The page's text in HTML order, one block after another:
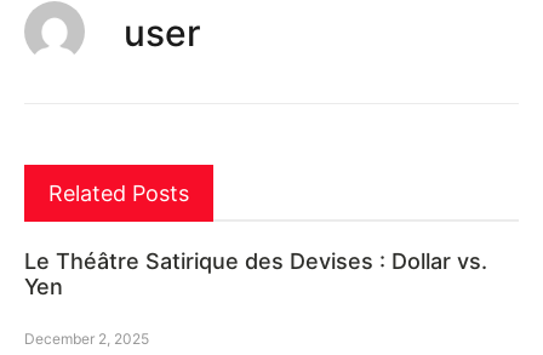
user
Related Posts
Le Théâtre Satirique des Devises : Dollar vs.
Yen
December 2, 2025